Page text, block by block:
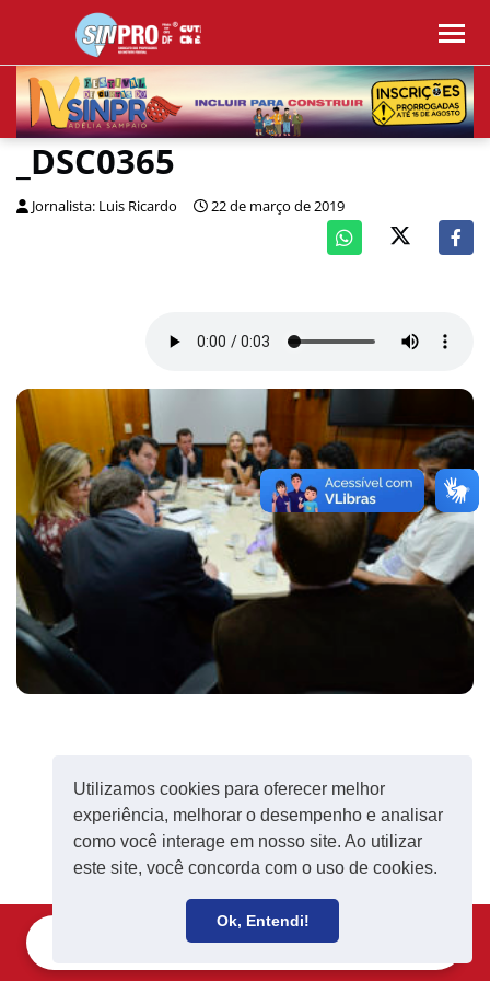
Utilizamos cookies para oferecer melhor
experiência, melhorar o desempenho e analisar
como você interage em nosso site. Ao utilizar
este site, você concorda com o uso de cookies.
Ok, Entendi!
_DSC0365
Jornalista: Luis Ricardo 22 de março de 2019
Receba notícias